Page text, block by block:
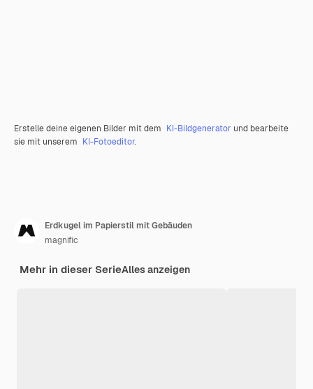
Erstelle deine eigenen Bilder mit dem KI-Bildgenerator und bearbeite
sie mit unserem KI-Fotoeditor.
Erdkugel im Papierstil mit Gebäuden
magnific
Mehr in dieser SerieAlles anzeigen